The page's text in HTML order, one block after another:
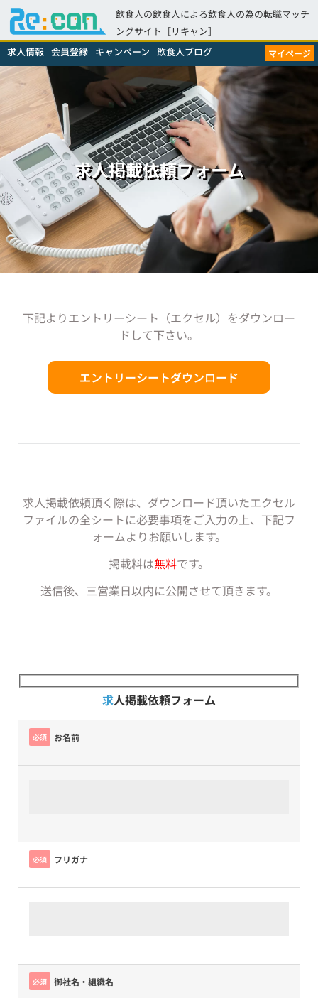
飲食人の飲食人による飲食人の為の転職マッチ
ングサイト［リキャン］
求人情報 会員登録 キャンペーン 飲食人ブログ マイページ
求人掲載依頼フォーム
下記よりエントリーシート（エクセル）をダウンロー
ドして下さい。
エントリーシートダウンロード
求人掲載依頼頂く際は、ダウンロード頂いたエクセル
ファイルの全シートに必要事項をご入力の上、下記フ
ォームよりお願いします。
掲載料は無料です。
送信後、三営業日以内に公開させて頂きます。
求人掲載依頼フォーム
必須 お名前
必須 フリガナ
必須 御社名・組織名